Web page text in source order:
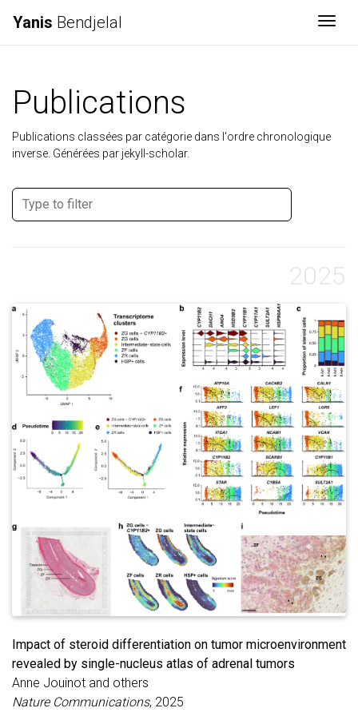
Yanis Bendjelal
Publications
Publications classées par catégorie dans l'ordre chronologique
inverse. Générées par jekyll-scholar.
2025
Impact of steroid differentiation on tumor microenvironment
revealed by single-nucleus atlas of adrenal tumors
Anne Jouinot and others
Nature Communications, 2025